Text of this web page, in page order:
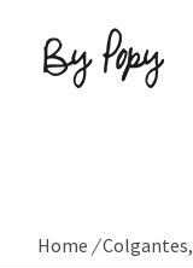
Home /Colgantes,